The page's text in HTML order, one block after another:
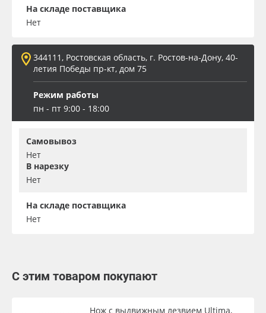
На складе поставщика
Нет
344111, Ростовская область, г. Ростов-на-Дону, 40-
летия Победы пр-кт, дом 75
Режим работы
пн - пт 9:00 - 18:00
Самовывоз
Нет
В нарезку
Нет
На складе поставщика
Нет
С этим товаром покупают
Нож с выдвижным лезвием Ultima,